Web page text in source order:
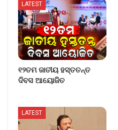
LATEST
୧୨ତମ ଜାତୀୟ ହସ୍ତତନ୍ତ
ଦିବସ ଆୟୋଜିତ
LATEST